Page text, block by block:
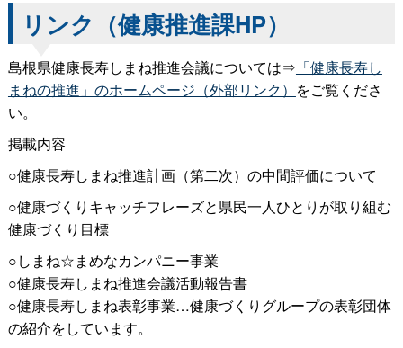
リンク（健康推進課HP）
島根県健康長寿しまね推進会議については⇒ 「健康長寿し
まねの推進」のホームページ（外部リンク） をご覧くださ
い。
掲載内容
○健康長寿しまね推進計画（第二次）の中間評価について
○健康づくりキャッチフレーズと県民一人ひとりが取り組む
健康づくり目標
○しまね☆まめなカンパニー事業
○健康長寿しまね推進会議活動報告書
○健康長寿しまね表彰事業…健康づくりグループの表彰団体
の紹介をしています。